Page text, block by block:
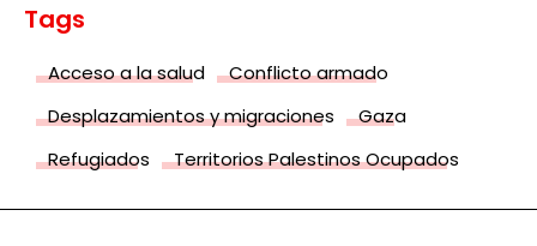
Tags
Acceso a la salud
Conflicto armado
Desplazamientos y migraciones
Gaza
Refugiados
Territorios Palestinos Ocupados